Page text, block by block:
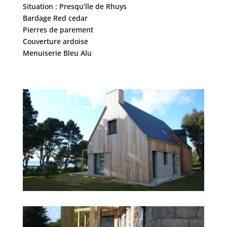
Situation : Presqu’île de Rhuys
Bardage Red cedar
Pierres de parement
Couverture ardoise
Menuiserie Bleu Alu